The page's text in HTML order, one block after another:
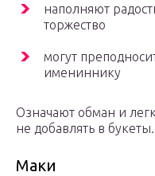
наполняют
торжество
могут
имениннику
Означают обман и
не добавлять в букеты.
Маки